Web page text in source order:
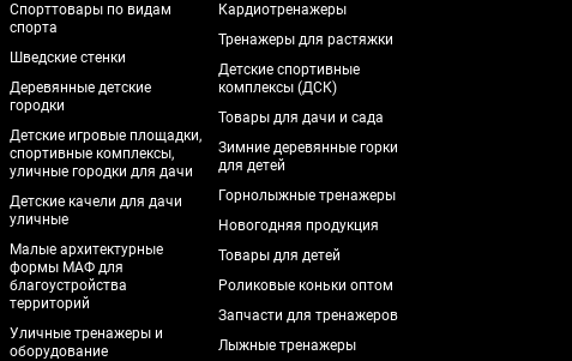
Спорттовары по видам
спорта
Шведские стенки
Деревянные детские
городки
Детские игровые площадки,
спортивные комплексы,
уличные городки для дачи
Детские качели для дачи
уличные
Малые архитектурные
формы МАФ для
благоустройства
территорий
Уличные тренажеры и
оборудование
Кардиотренажеры
Тренажеры для растяжки
Детские спортивные
комплексы (ДСК)
Товары для дачи и сада
Зимние деревянные горки
для детей
Горнолыжные тренажеры
Новогодняя продукция
Товары для детей
Роликовые коньки оптом
Запчасти для тренажеров
Лыжные тренажеры